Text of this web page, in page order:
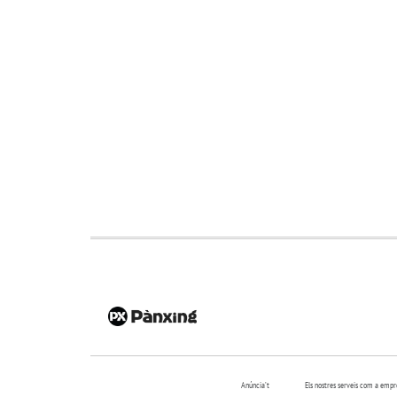
Anúncia’t Els nostres serveis com a